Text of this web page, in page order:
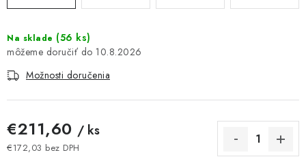
ZNAČKY
Obchodné podmienky
Ochrana osobných údajov
Moja objednávka
Formuláre na stiahnutie
Na sklade (56 ks)
10.8.2026
Možnosti doručenia
€211,60 / ks
€172,03 bez DPH